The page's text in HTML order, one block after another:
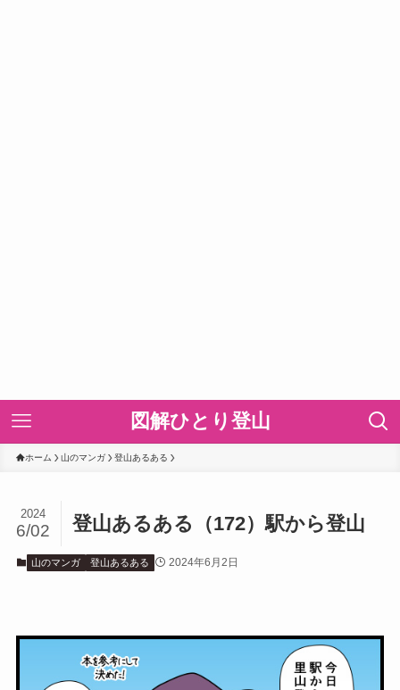
図解ひとり登山
ホーム 山のマンガ 登山あるある
登山あるある（172）駅から登山
2024
6/02
山のマンガ 登山あるある 2024年6月2日